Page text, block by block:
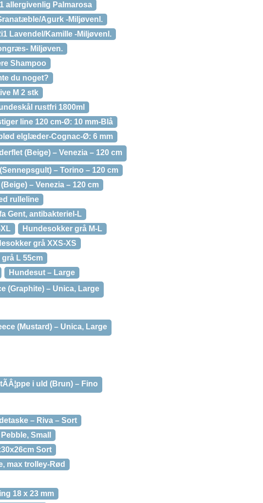
allergivenlig Palmarosa
Agurk -Miljøvenl.
Lavendel/Kamille -Miljøvenl.
Miljøven.
Shampoo
du noget?
M 2 stk
rustfri 1800ml
line 120 cm-Ø: 10 mm-Blå
elglæder-Cognac-Ø: 6 mm
(Beige) – Venezia – 120 cm
– Torino – 120 cm
– Venezia – 120 cm
rulleline
Gent, antibakteriel-L
Hundesokker grå M-L
grå XXS-XS
L 55cm
Hundesut – Large
(Graphite) – Unica, Large
(Mustard) – Unica, Large
i uld (Brun) – Fino
– Riva – Sort
Small
Sort
max trolley-Rød
18 x 23 mm